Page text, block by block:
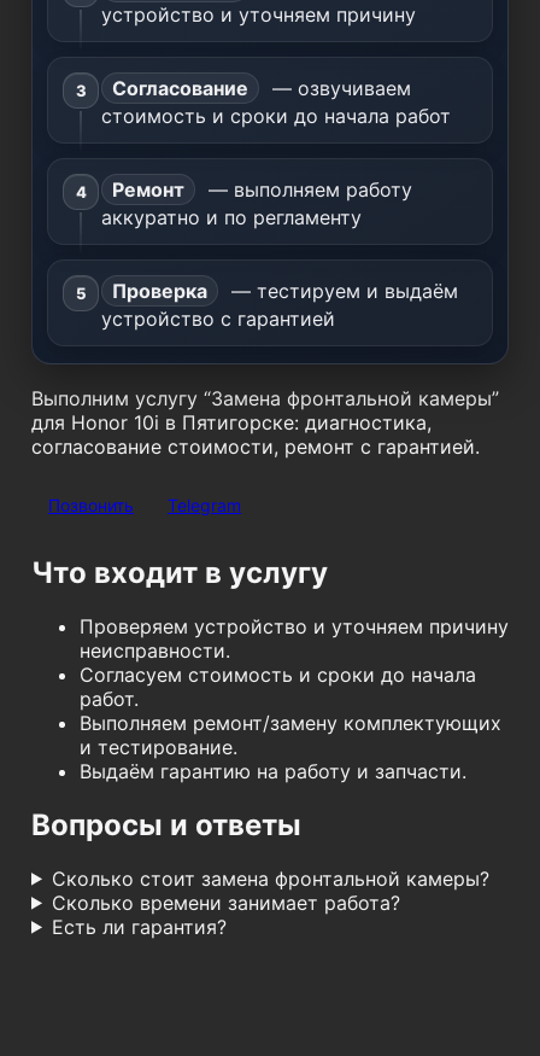
устройство и уточняем причину
Согласование
— озвучиваем
стоимость и сроки до начала работ
Ремонт
— выполняем работу
аккуратно и по регламенту
Проверка
— тестируем и выдаём
устройство с гарантией
Выполним услугу “Замена фронтальной камеры”
для Honor 10i в Пятигорске: диагностика,
согласование стоимости, ремонт с гарантией.
Позвонить Telegram
Что входит в услугу
Проверяем устройство и уточняем причину
неисправности.
Согласуем стоимость и сроки до начала
работ.
Выполняем ремонт/замену комплектующих
и тестирование.
Выдаём гарантию на работу и запчасти.
Вопросы и ответы
Сколько стоит замена фронтальной камеры?
Сколько времени занимает работа?
Есть ли гарантия?